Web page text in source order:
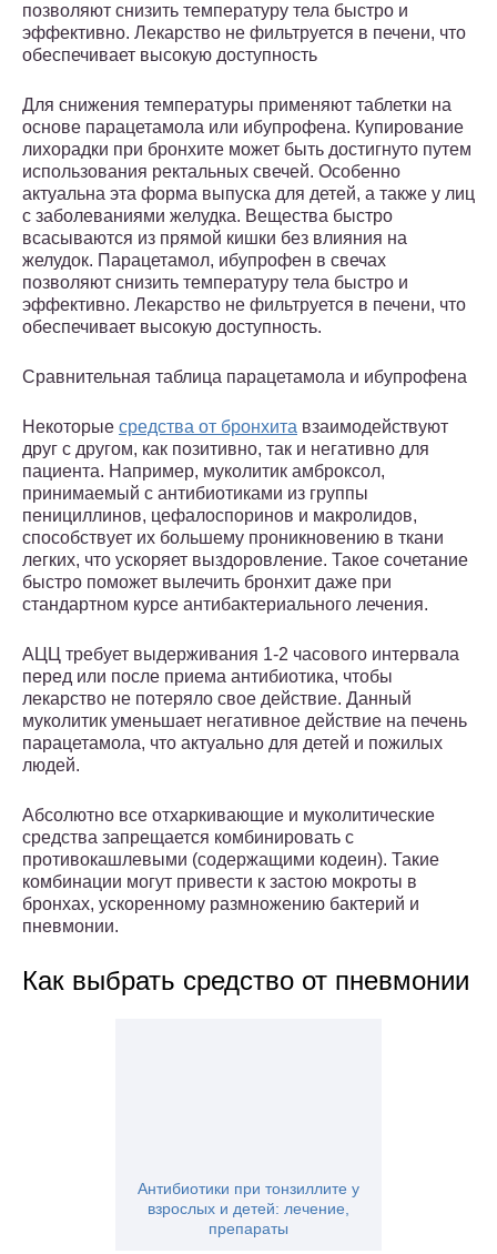
позволяют снизить температуру тела быстро и
эффективно. Лекарство не фильтруется в печени, что
обеспечивает высокую доступность
Для снижения температуры применяют таблетки на
основе парацетамола или ибупрофена. Купирование
лихорадки при бронхите может быть достигнуто путем
использования ректальных свечей. Особенно
актуальна эта форма выпуска для детей, а также у лиц
с заболеваниями желудка. Вещества быстро
всасываются из прямой кишки без влияния на
желудок. Парацетамол, ибупрофен в свечах
позволяют снизить температуру тела быстро и
эффективно. Лекарство не фильтруется в печени, что
обеспечивает высокую доступность.
Сравнительная таблица парацетамола и ибупрофена
Некоторые средства от бронхита взаимодействуют
друг с другом, как позитивно, так и негативно для
пациента. Например, муколитик амброксол,
принимаемый с антибиотиками из группы
пенициллинов, цефалоспоринов и макролидов,
способствует их большему проникновению в ткани
легких, что ускоряет выздоровление. Такое сочетание
быстро поможет вылечить бронхит даже при
стандартном курсе антибактериального лечения.
АЦЦ требует выдерживания 1-2 часового интервала
перед или после приема антибиотика, чтобы
лекарство не потеряло свое действие. Данный
муколитик уменьшает негативное действие на печень
парацетамола, что актуально для детей и пожилых
людей.
Абсолютно все отхаркивающие и муколитические
средства запрещается комбинировать с
противокашлевыми (содержащими кодеин). Такие
комбинации могут привести к застою мокроты в
бронхах, ускоренному размножению бактерий и
пневмонии.
Как выбрать средство от пневмонии
Антибиотики при тонзиллите у
взрослых и детей: лечение,
препараты